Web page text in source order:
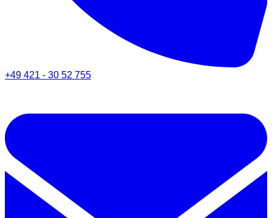
+49 421 - 30 52 755